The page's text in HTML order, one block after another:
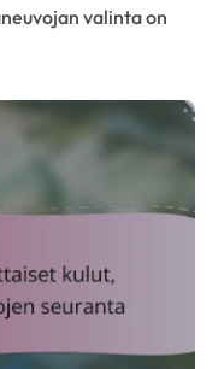
valinta on